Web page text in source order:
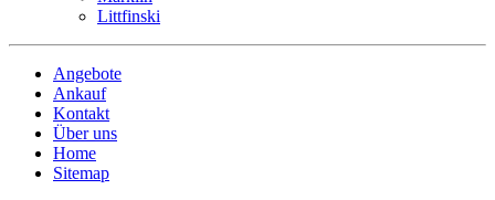
Littfinski
Angebote
Ankauf
Kontakt
Über uns
Home
Sitemap